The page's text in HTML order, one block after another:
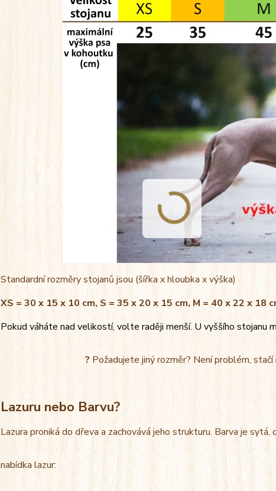
Standardní rozměry stojanů jsou (šířka x hloubka x výška)
XS = 30 x 15 x 10 cm, S = 35 x 20 x 15 cm, M = 40 x 22 x 18
Pokud váháte nad velikostí, volte raději menší. U vyššího stojanu
? Požadujete jiný rozměr? Není problém,
Lazuru nebo Barvu?
Lazura proniká do dřeva a zachovává jeho strukturu. Barva je
nabídka lazur: